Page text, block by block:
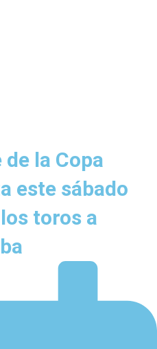
la Copa
este sábado
toros a